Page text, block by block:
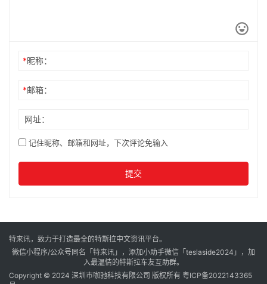
*昵称：
*邮箱：
网址：
记住昵称、邮箱和网址，下次评论免输入
提交
特来讯，致力于打造最全的特斯拉中文资讯平台。
微信小程序/公众号同名「特来讯」，添加小助手微信「teslaside2024」，加
入最温情的特斯拉车友互助群。
Copyright © 2024 深圳市咖驰科技有限公司 版权所有 粤ICP备2022143365